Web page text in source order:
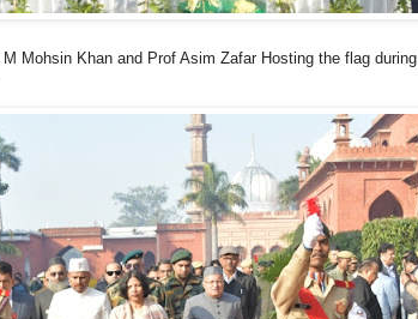
Mohsin Khan and Prof Asim Zafar Hosting the flag during